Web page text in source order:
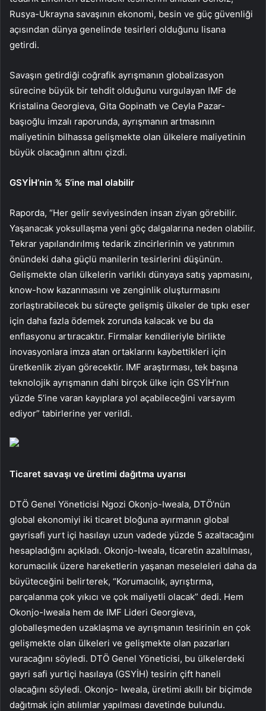
Rusya-Ukrayna savaşının ekono­mi, besin ve güç güvenliği
açı­sından dünya genelinde tesirleri olduğunu lisana
getirdi.
Savaşın getirdiği coğrafik ayrış­manın globalizasyon
sürecine büyük bir tehdit olduğunu vurgu­layan IMF de
Kristalina Georgie­va, Gita Gopinath ve Ceyla Pazar­
başıoğlu imzalı raporunda, ayrış­manın artmasının
maliyetinin bilhassa gelişmekte olan ülkele­re maliyetinin
büyük olacağının altını çizdi.
GSYİH’nin % 5’ine mal olabilir
Raporda, “Her gelir seviyesin­den insan ziyan görebilir.
Yaşa­nacak yoksullaşma yeni göç dal­galarına neden olabilir.
Tekrar yapılandırılmış tedarik zincirle­rinin ve yatırımın
önündeki da­ha güçlü manilerin tesirlerini dü­şünün.
Gelişmekte olan ülkelerin varlıklı dünyaya satış yapmasını,
know-how kazanmasını ve zen­ginlik oluşturmasını
zorlaştıra­bilecek bu süreçte gelişmiş ülke­ler de tıpkı eser
için daha fazla ödemek zorunda kalacak ve bu da
enflasyonu artıracaktır. Firmalar kendileriyle birlikte
inovasyon­lara imza atan ortaklarını kaybet­tikleri için
üretkenlik ziyan göre­cektir. IMF araştırması, tek ba­şına
teknolojik ayrışmanın dahi birçok ülke için GSYİH’nın
yüzde 5’ine varan kayıplara yol açabile­ceğini varsayım
ediyor” tabirlerine yer verildi.
Ticaret savaşı ve üretimi dağıtma uyarısı
DTÖ Genel Yöneticisi Ngozi Okonjo-Iweala, DTÖ’nün
global ekonomiyi iki ticaret bloğuna ayırmanın global
gayrisafi yurt içi hasılayı uzun vadede yüzde 5 azaltacağını
hesapladığını açıkladı. Okonjo-Iweala, ticaretin azaltılması,
korumacılık üzere hareketlerin yaşanan meseleleri daha da
büyüteceğini belirterek, “Korumacılık, ayrıştırma,
parçalanma çok yıkıcı ve çok maliyetli olacak” dedi. Hem
Okonjo-Iweala hem de IMF Lideri Georgieva,
globalleşmeden uzaklaşma ve ayrışmanın tesirinin en çok
gelişmekte olan ülkeleri ve gelişmekte olan pazarları
vuracağını söyledi. DTÖ Genel Yöneticisi, bu ülkelerdeki
gayri safi yurtiçi hasılaya (GSYİH) tesirin çift haneli
olacağını söyledi. Okonjo- Iweala, üretimi akıllı bir biçimde
dağıtmak için atılımlar yapılması davetinde bulundu.